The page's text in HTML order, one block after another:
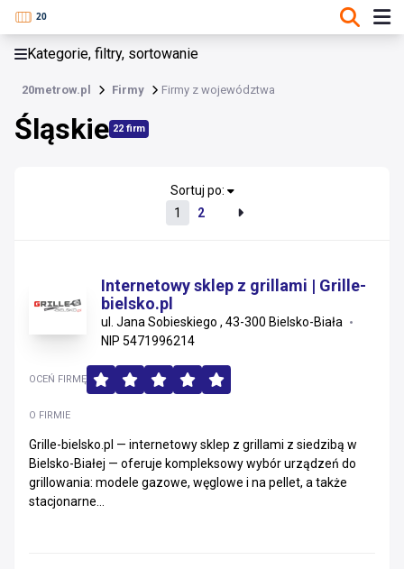
Kategorie, filtry, sortowanie
20metrow.pl Firmy Firmy z województwa
Śląskie 22 firm
Firmy
Lubuskie
Dolnośląskie
Podkarpackie
Śląskie
Zachodniopomorskie
Sortuj po:
1
2
Internetowy sklep z grillami | Grille-
bielsko.pl
ul. Jana Sobieskiego , 43-300 Bielsko-Biała
NIP 5471996214
O FIRMIE
Grille-bielsko.pl — internetowy sklep z grillami z siedzibą w
Bielsko-Białej — oferuje kompleksowy wybór urządzeń do
grillowania: modele gazowe, węglowe i na pellet, a także
stacjonarne...
OCEŃ FIRMĘ